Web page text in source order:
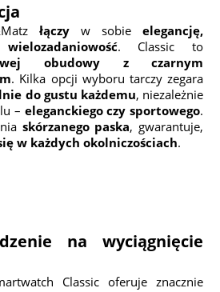
łączy w sobieelegancję,
. Classic to
obudowy z czarnym
. Kilka opcji wyboru tarczy zegara
do gustu każdemu, niezależnie
– eleganckiego czy sportowego.
skórzanego paska, gwarantuje,
w każdych okolniczościach.
na wyciągnięcie
Classic oferuje znacznie